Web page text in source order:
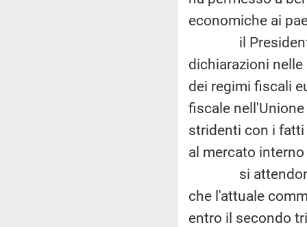
economiche ai
il Presidente
dichiarazioni
dei regimi fiscali
fiscale
stridenti con i fatti
al mercato
si attendono
che l'attuale
entro il secondo